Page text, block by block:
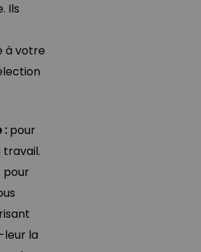
Ils
à votre
: pour
pour
leur la